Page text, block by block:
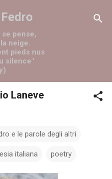
principali
pense,
neige.
pieds nus
silence"
Laneve
e le parole degli altri
italiana poetry